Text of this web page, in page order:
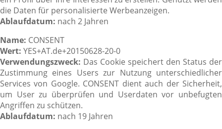
die Daten für personalisierte Werbeanzeigen.
Ablaufdatum: nach 2 Jahren
Name: CONSENT
Wert: YES+AT.de+20150628-20-0
Verwendungszweck: Das Cookie speichert den Status der
Zustimmung eines Users zur Nutzung unterschiedlicher
Services von Google. CONSENT dient auch der Sicherheit,
um User zu überprüfen und Userdaten vor unbefugten
Angriffen zu schützen.
Ablaufdatum: nach 19 Jahren